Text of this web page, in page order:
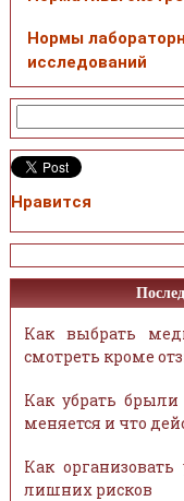
Нормы
исследований
Нравится
Как выбрать
смотреть кроме
Как убрать
меняется и что
Как
лишних рисков